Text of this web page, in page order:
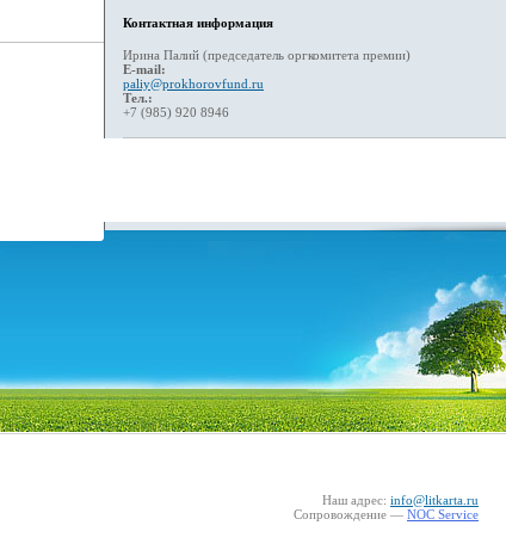
Контактная информация
Ирина Палий (председатель оргкомитета премии)
E-mail:
paliy@prokhorovfund.ru
Тел.:
+7 (985) 920 8946
Наш адрес: info@litkarta.ru
Сопровождение — NOC Service